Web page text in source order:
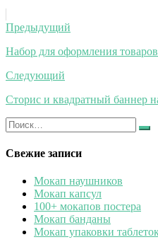
Навигация
по
записям
Предыдущий
Набор для оформления
Следующий
Сторис и квадратный баннер
Искать:
Свежие записи
Мокап наушников
Мокап капсул
100+ мокапов постера
Мокап банданы
Мокап упаковки